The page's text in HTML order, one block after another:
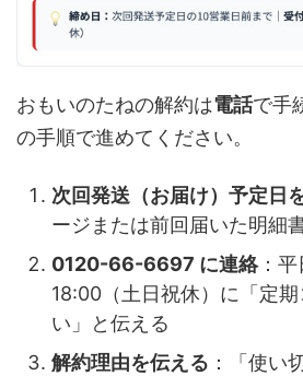
おもいのたねの解約は電話で手
の手順で進めてください。
次回発送（お届け）予定日
ージまたは前回届いた明細
0120-66-6697 に連絡：平
18:00（土日祝休）に「定
い」と伝える
解約理由を伝える ：「使い